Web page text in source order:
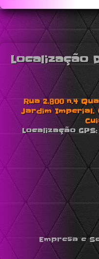
Localização
Rua 2.800 n.4
Jardim Imperial.
Localização GPS:
Empresa e